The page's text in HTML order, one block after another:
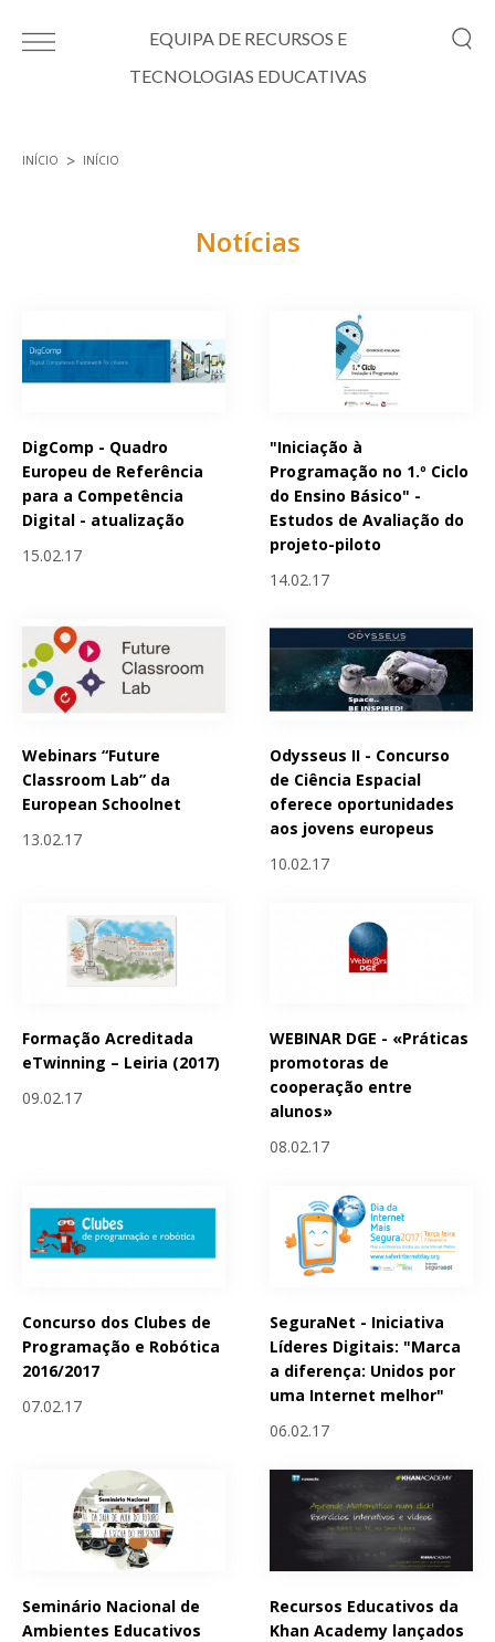
EQUIPA DE RECURSOS E
TECNOLOGIAS EDUCATIVAS
INÍCIO INÍCIO
Notícias
DigComp - Quadro
Europeu de Referência
para a Competência
Digital - atualização
15.02.17
"Iniciação à
Programação no 1.º Ciclo
do Ensino Básico" -
Estudos de Avaliação do
projeto-piloto
14.02.17
Webinars “Future
Classroom Lab” da
European Schoolnet
13.02.17
Odysseus II - Concurso
de Ciência Espacial
oferece oportunidades
aos jovens europeus
10.02.17
Formação Acreditada
eTwinning – Leiria (2017)
09.02.17
WEBINAR DGE - «Práticas
promotoras de
cooperação entre
alunos»
08.02.17
Concurso dos Clubes de
Programação e Robótica
2016/2017
07.02.17
SeguraNet - Iniciativa
Líderes Digitais: "Marca
a diferença: Unidos por
uma Internet melhor"
06.02.17
Seminário Nacional de
Ambientes Educativos
Recursos Educativos da
Khan Academy lançados
Páginas